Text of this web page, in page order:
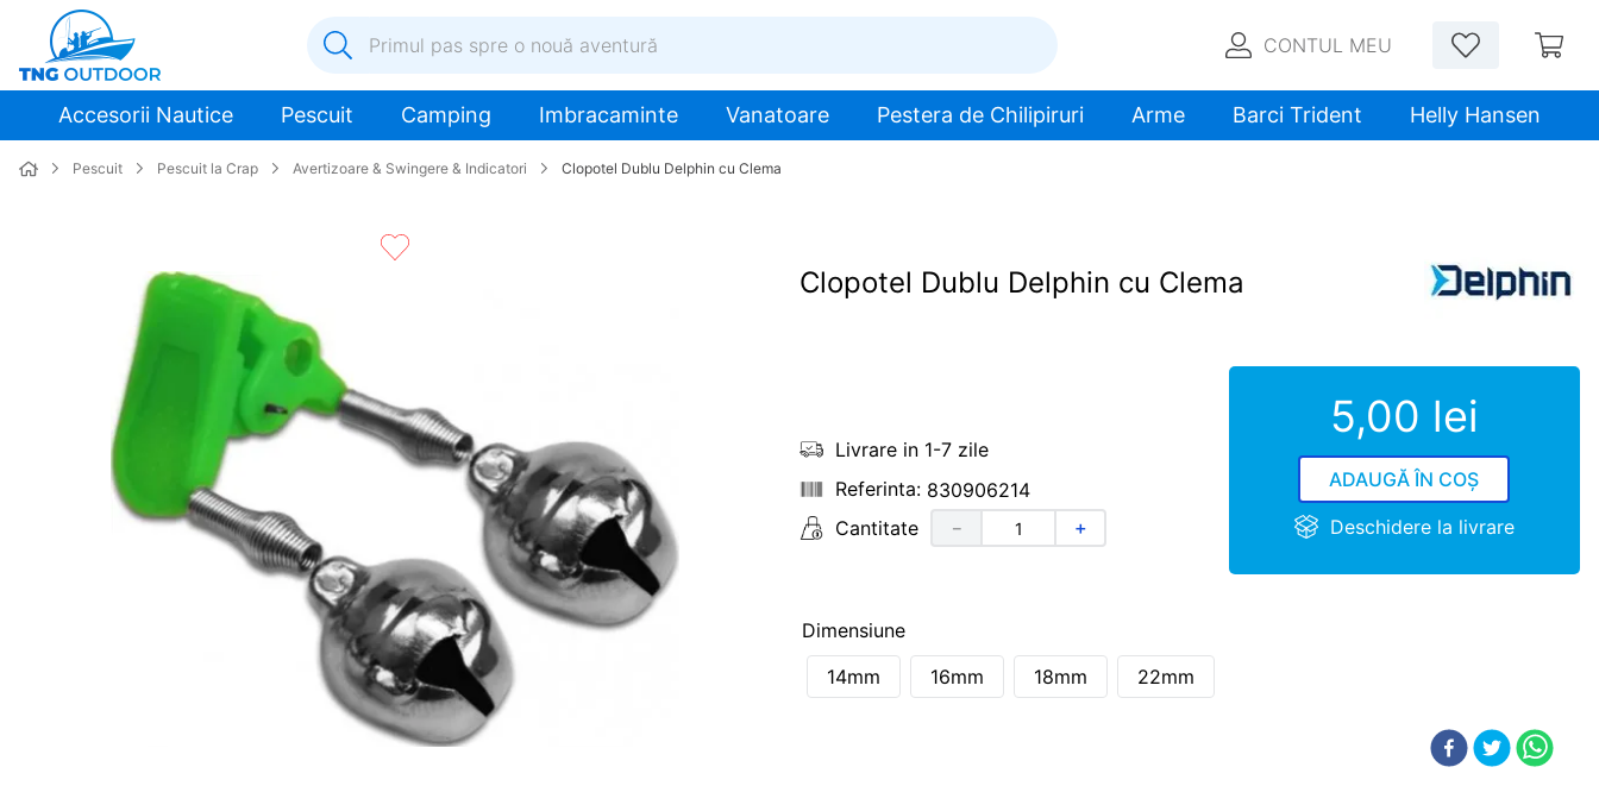
Primul pas spre o nouă aventură
1.
inox
2.
elice
3.
colac salvare
plumb
8.
9.
ancora
extensie
CONTUL MEU
Accesorii Nautice Pescuit Camping Imbracaminte Vanatoare Pestera de Chilipiruri Arme Barci Trident Helly Hansen
Pescuit Pescuit la Crap Avertizoare & Swingere & Indicatori Clopotel Dublu Delphin cu Clema
Clopotel Dublu Delphin cu Clema
Livrare in 1-7 zile
830906214
Cantitate
＋
－
5,00 lei
ADAUGĂ ÎN COȘ
Deschidere la livrare
Dimensiune
14mm
16mm 18mm 22mm